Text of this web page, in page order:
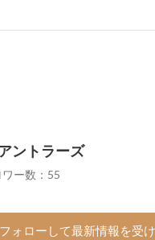
ントラーズ
ー数：55
フォローして最新情報を受